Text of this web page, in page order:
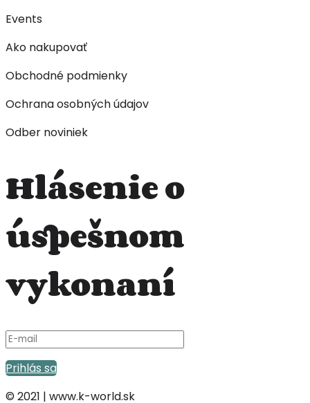
Events
Ako nakupovať
Obchodné podmienky
Ochrana osobných údajov
Odber noviniek
Hlásenie o
úspešnom
vykonaní
Prihlás sa
© 2021 | www.k-world.sk